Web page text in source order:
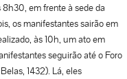
em frente à sede da
os manifestantes sairão em
às 10h, um ato em
seguirão até o Foro
1432). Lá, eles